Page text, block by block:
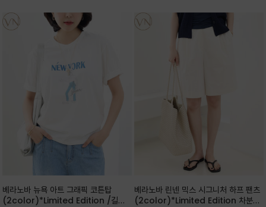
베라노바 뉴욕 아트 그래픽 코튼탑
(2color)*Limited Edition /길어
베라노바 린넨 믹스 시그니처 하프 팬츠
(2color)*Limited Edition 차분한